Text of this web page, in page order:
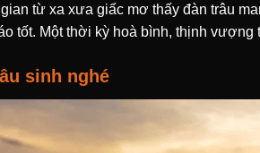
từ xa xưa giấc mơ thấy đàn trâu
tốt. Một thời kỳ hoà bình, thịnh vượng
sinh nghé